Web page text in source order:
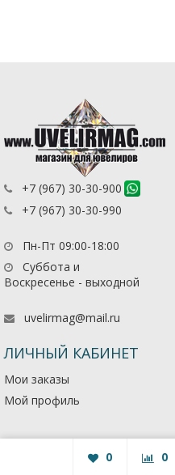
+7 (967) 30-30-900
+7 (967) 30-30-990
Пн-Пт 09:00-18:00
Суббота и
Воскресенье - выходной
uvelirmag@mail.ru
ЛИЧНЫЙ КАБИНЕТ
Мои заказы
Мой профиль
0 0